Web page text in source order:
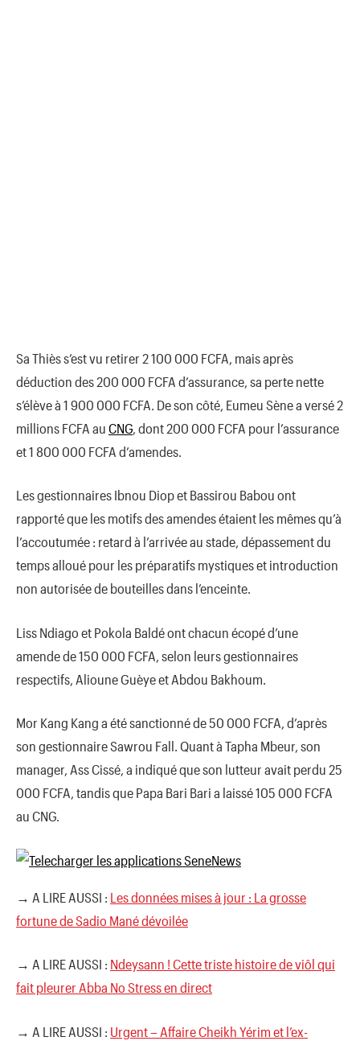
Sa Thiès s’est vu retirer 2 100 000 FCFA, mais après
déduction des 200 000 FCFA d’assurance, sa perte nette
s’élève à 1 900 000 FCFA. De son côté, Eumeu Sène a versé 2
millions FCFA au CNG , dont 200 000 FCFA pour l’assurance
et 1 800 000 FCFA d’amendes.
Les gestionnaires Ibnou Diop et Bassirou Babou ont
rapporté que les motifs des amendes étaient les mêmes qu’à
l’accoutumée : retard à l’arrivée au stade, dépassement du
temps alloué pour les préparatifs mystiques et introduction
non autorisée de bouteilles dans l’enceinte.
Liss Ndiago et Pokola Baldé ont chacun écopé d’une
amende de 150 000 FCFA, selon leurs gestionnaires
respectifs, Alioune Guèye et Abdou Bakhoum.
Mor Kang Kang a été sanctionné de 50 000 FCFA, d’après
son gestionnaire Sawrou Fall. Quant à Tapha Mbeur, son
manager, Ass Cissé, a indiqué que son lutteur avait perdu 25
000 FCFA, tandis que Papa Bari Bari a laissé 105 000 FCFA
au CNG.
→ A LIRE AUSSI : Les données mises à jour : La grosse
fortune de Sadio Mané dévoilée
→ A LIRE AUSSI : Ndeysann ! Cette triste histoire de viôl qui
fait pleurer Abba No Stress en direct
→ A LIRE AUSSI : Urgent – Affaire Cheikh Yérim et l’ex-